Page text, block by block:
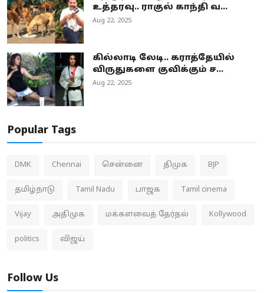
உத்தரவு.. ராகுல் காந்தி வ...
Aug 22, 2025
கில்லாடி லேடி.. கராத்தேயில்
விருதுகளை குவிக்கும் ச...
Aug 22, 2025
Popular Tags
DMK Chennai சென்னை திமுக BJP
தமிழ்நாடு Tamil Nadu பாஜக Tamil cinema
Vijay அதிமுக மக்களவைத் தேர்தல் Kollywood
politics விஜய்
Follow Us